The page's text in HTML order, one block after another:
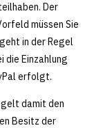
Der
müssen Sie
in der Regel
die Einzahlung
erfolgt.
damit den
Besitz der